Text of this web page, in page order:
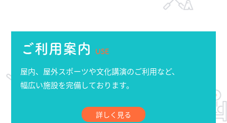
ご利用案内 USE
屋内、屋外スポーツや文化講演のご利用など、
幅広い施設を完備しております。
詳しく見る